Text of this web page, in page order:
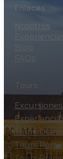
Enlaces
Nosotros
Blog
FAQs
Tours
Tours